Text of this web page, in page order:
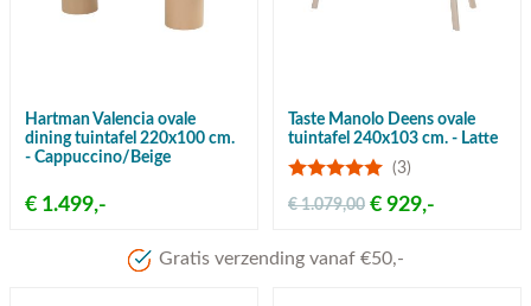
Hartman Valencia ovale
dining tuintafel 220x100 cm.
- Cappuccino/Beige
€ 1.499,-
Taste Manolo Deens ovale
tuintafel 240x103 cm. - Latte
(3)
€ 929,-
€ 1.079,00
Gratis verzending vanaf €50,-